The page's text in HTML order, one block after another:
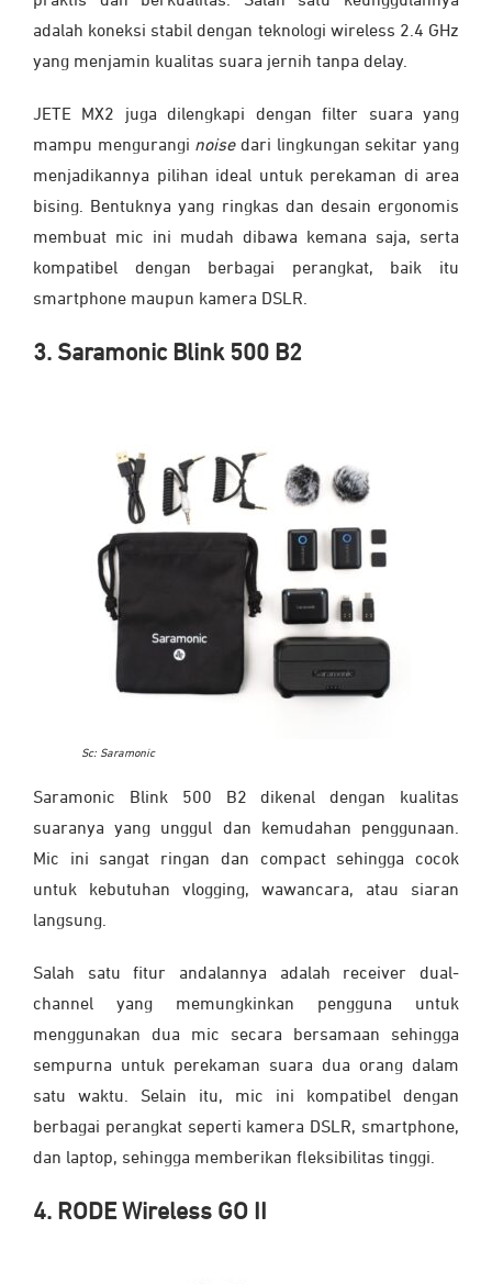
adalah koneksi stabil dengan teknologi wireless 2.4 GHz
yang menjamin kualitas suara jernih tanpa delay.
JETE MX2 juga dilengkapi dengan filter suara yang
mampu mengurangi noisedari lingkungan sekitar yang
menjadikannya pilihan ideal untuk perekaman di area
bising. Bentuknya yang ringkas dan desain ergonomis
membuat mic ini mudah dibawa kemana saja, serta
kompatibel dengan berbagai perangkat, baik itu
smartphone maupun kamera DSLR.
3. Saramonic Blink 500 B2
Sc: Saramonic
Saramonic Blink 500 B2 dikenal dengan kualitas
suaranya yang unggul dan kemudahan penggunaan.
Mic ini sangat ringan dan compact sehingga cocok
untuk kebutuhan vlogging, wawancara, atau siaran
langsung.
Salah satu fitur andalannya adalah receiver dual-
channel yang memungkinkan pengguna untuk
menggunakan dua mic secara bersamaan sehingga
sempurna untuk perekaman suara dua orang dalam
satu waktu. Selain itu, mic ini kompatibel dengan
berbagai perangkat seperti kamera DSLR, smartphone,
dan laptop, sehingga memberikan fleksibilitas tinggi.
4. RODE Wireless GO II